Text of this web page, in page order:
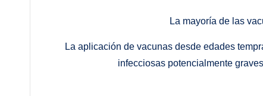
La mayoría de las
La aplicación de vacunas desde edades
infecciosas potencialmente